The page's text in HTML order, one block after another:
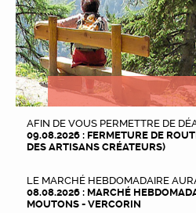
AFIN DE VOUS PERMETTRE DE
09.08.2026 : FERMETURE DE
DES ARTISANS CRÉATEURS)
LE MARCHÉ HEBDOMADAIRE
08.08.2026 : MARCHÉ
MOUTONS - VERCORIN